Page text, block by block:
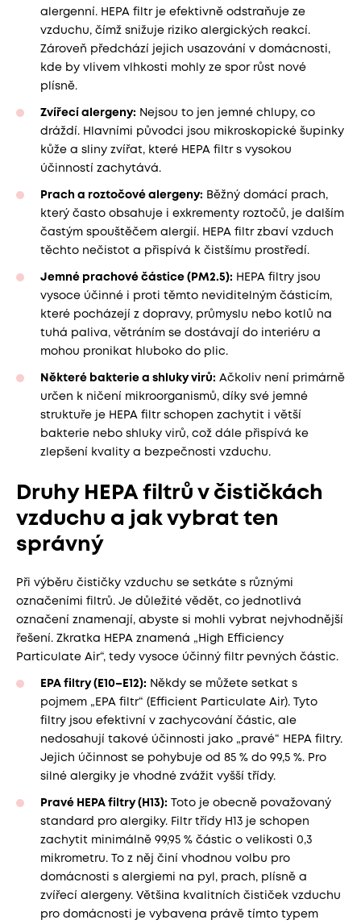
alergenní. HEPA filtr je efektivně odstraňuje ze
vzduchu, čímž snižuje riziko alergických reakcí.
Zároveň předchází jejich usazování v domácnosti,
kde by vlivem vlhkosti mohly ze spor růst nové
plísně.
Zvířecí alergeny: Nejsou to jen jemné chlupy, co
dráždí. Hlavními původci jsou mikroskopické šupinky
kůže a sliny zvířat, které HEPA filtr s vysokou
účinností zachytává.
Prach a roztočové alergeny: Běžný domácí prach,
který často obsahuje i exkrementy roztočů, je dalším
častým spouštěčem alergií. HEPA filtr zbaví vzduch
těchto nečistot a přispívá k čistšímu prostředí.
Jemné prachové částice (PM2.5): HEPA filtry jsou
vysoce účinné i proti těmto neviditelným částicím,
které pocházejí z dopravy, průmyslu nebo kotlů na
tuhá paliva, větráním se dostávají do interiéru a
mohou pronikat hluboko do plic.
Některé bakterie a shluky virů: Ačkoliv není primárně
určen k ničení mikroorganismů, díky své jemné
struktuře je HEPA filtr schopen zachytit i větší
bakterie nebo shluky virů, což dále přispívá ke
zlepšení kvality a bezpečnosti vzduchu.
Druhy HEPA filtrů v čističkách
vzduchu a jak vybrat ten
správný
Při výběru čističky vzduchu se setkáte s různými
označeními filtrů. Je důležité vědět, co jednotlivá
označení znamenají, abyste si mohli vybrat nejvhodnější
řešení. Zkratka HEPA znamená „High Efficiency
Particulate Air“, tedy vysoce účinný filtr pevných částic.
EPA filtry (E10–E12): Někdy se můžete setkat s
pojmem „EPA filtr“ (Efficient Particulate Air). Tyto
filtry jsou efektivní v zachycování částic, ale
nedosahují takové účinnosti jako „pravé“ HEPA filtry.
Jejich účinnost se pohybuje od 85 % do 99,5 %. Pro
silné alergiky je vhodné zvážit vyšší třídy.
Pravé HEPA filtry (H13): Toto je obecně považovaný
standard pro alergiky. Filtr třídy H13 je schopen
zachytit minimálně 99,95 % částic o velikosti 0,3
mikrometru. To z něj činí vhodnou volbu pro
domácnosti s alergiemi na pyl, prach, plísně a
zvířecí alergeny. Většina kvalitních čističek vzduchu
pro domácnosti je vybavena právě tímto typem